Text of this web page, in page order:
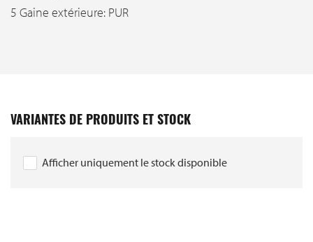
5 Gaine extérieure: PUR
VARIANTES DE PRODUITS ET STOCK
Afficher uniquement le stock disponible